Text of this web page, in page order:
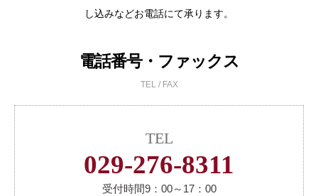
し込みなどお電話にて承ります。
電話番号・ファックス
TEL / FAX
TEL
029-276-8311
受付時間9：00～17：00